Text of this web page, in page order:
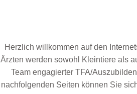
Herzlich willkommen auf den
Ärzten werden sowohl Kleintiere als
Team engagierter TFA/
nachfolgenden Seiten können Sie